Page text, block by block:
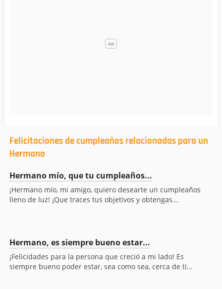
Felicitaciones de cumpleaños relacionadas para un
Hermano
Hermano mío, que tu cumpleaños...
¡Hermano mío, mi amigo, quiero desearte un cumpleaños
lleno de luz! ¡Que traces tus objetivos y obtengas...
Hermano, es siempre bueno estar...
¡Felicidades para la persona que creció a mi lado! Es
siempre bueno poder estar, sea como sea, cerca de ti...